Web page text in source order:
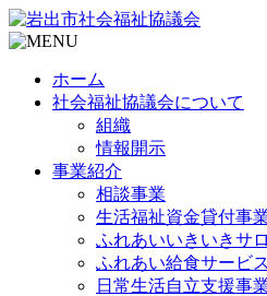
ホーム
社会福祉協議会について
組織
情報開示
事業紹介
相談事業
生活福祉資金貸付事
ふれあいいきいきサ
ふれあい給食サービス
日常生活自立支援事